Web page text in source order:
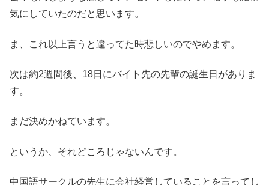
気にしていたのだと思います。
ま、これ以上言うと違ってた時悲しいのでやめます。
次は約2週間後、18日にバイト先の先輩の誕生日がありま
す。
まだ決めかねています。
というか、それどころじゃないんです。
中国語サークルの先生に会社経営していることを言ってし